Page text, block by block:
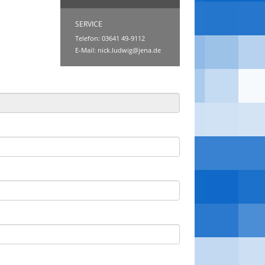
SERVICE
Telefon: 03641 49-9112
E-Mail: nick.ludwig@jena.de